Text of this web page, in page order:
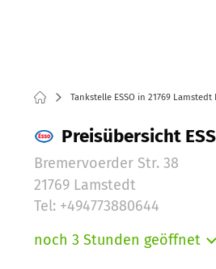
Tankstelle ESSO in 21769
Preisübersicht
Bremervoerder Str. 38
21769 Lamstedt
Tel: +494773880644
noch 3 Stunden geöffnet